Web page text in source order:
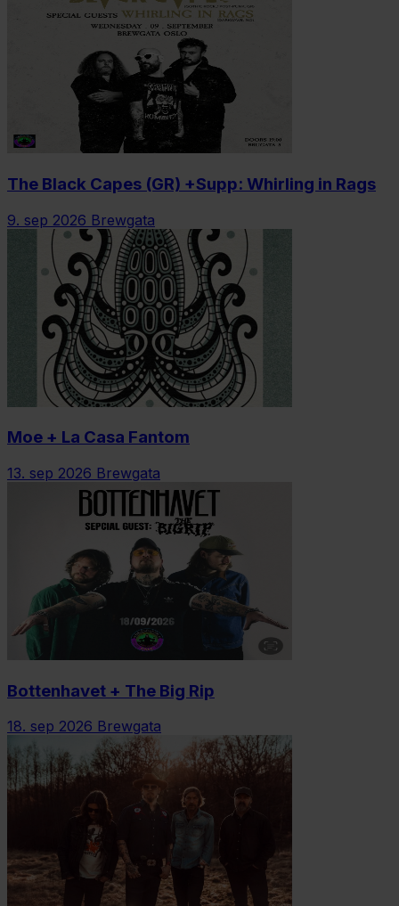
The Black Capes (GR) +Supp: Whirling in Rags
9. sep 2026 Brewgata
Moe + La Casa Fantom
13. sep 2026 Brewgata
Bottenhavet + The Big Rip
18. sep 2026 Brewgata